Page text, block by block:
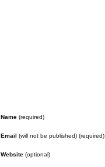
Name (required)
Email (will not be published) (required)
Website (optional)